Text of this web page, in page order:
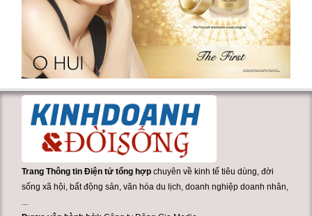
Trang Thông tin Điện tử tổng hợp chuyên về kinh tế tiêu dùng, đời
sống xã hội, bất động sản, văn hóa du lịch, doanh nghiệp doanh nhân,
...